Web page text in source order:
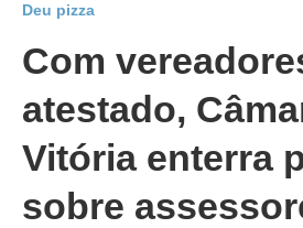
Deu pizza
Com
atestado,
Vitória enterra
sobre